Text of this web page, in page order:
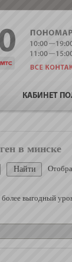
КАБИНЕТ
в минске
более выгодный